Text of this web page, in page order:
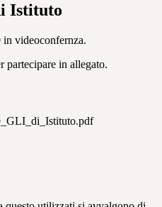
Istituto
videoconfernza.
partecipare in allegato.